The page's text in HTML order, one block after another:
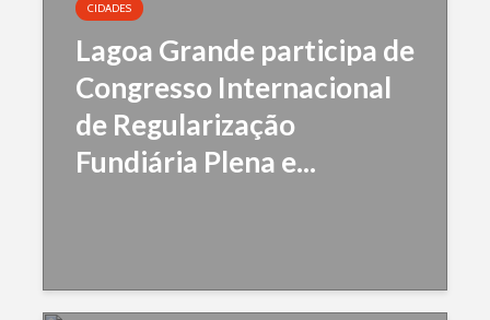
CIDADES
Lagoa Grande participa de
Congresso Internacional
de Regularização
Fundiária Plena e...